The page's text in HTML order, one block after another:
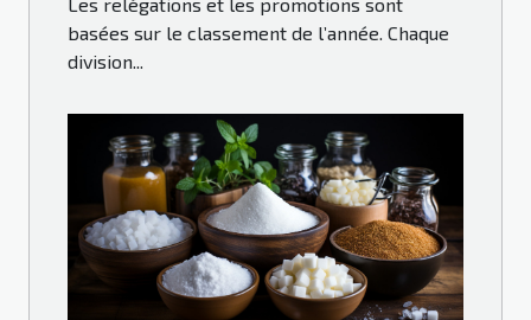
Les relégations et les promotions sont
basées sur le classement de l’année. Chaque
division...